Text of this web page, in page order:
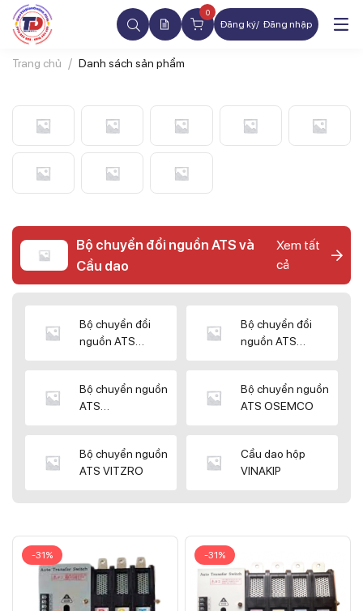
0
Đăng ký Đăng nhập
Trang chủ Danh sách sản phẩm
Bộ chuyển đổi nguồn ATS và
Cầu dao
Xem tất
cả
Bộ chuyển đổi
nguồn ATS
Bộ chuyển đổi
nguồn ATS
Bộ chuyển nguồn
ATS
Bộ chuyển nguồn
ATS OSEMCO
Bộ chuyển nguồn
ATS VITZRO
Cầu dao hộp
VINAKIP
-31% -31%